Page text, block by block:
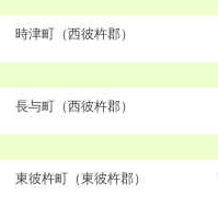
時津町（西彼杵郡）
長与町（西彼杵郡）
東彼杵町（東彼杵郡）